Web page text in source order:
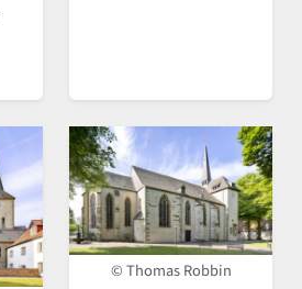
© Thomas Robbin